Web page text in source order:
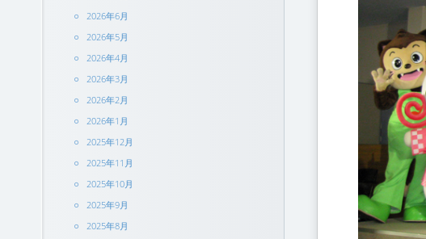
2026年6月
2026年5月
2026年4月
2026年3月
2026年2月
2026年1月
2025年12月
2025年11月
2025年10月
2025年9月
2025年8月